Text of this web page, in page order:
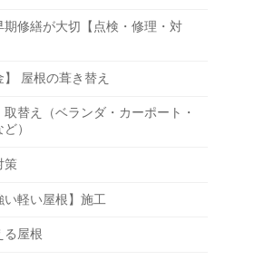
期修繕が大切【点検・修理・対
】 屋根の葺き替え
替え（ベランダ・カーポート・
）
策
い軽い屋根】施工
る屋根